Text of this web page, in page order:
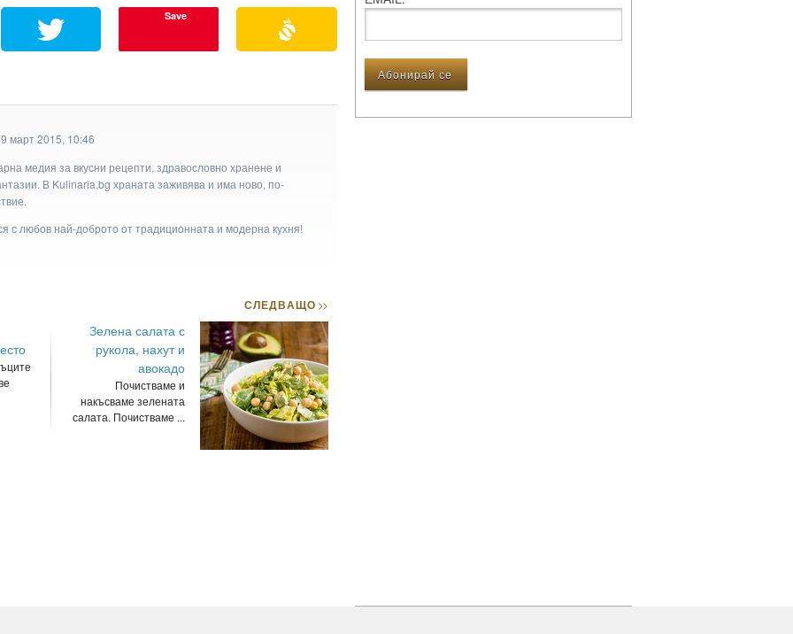
Save
март 2015, 10:46
медия за вкусни рецепти, здравословно хранене и
В Kulinaria.bg храната заживява и има ново, по-
с любов най-доброто от традиционната и модерна кухня!
СЛЕДВАЩО>>
Зелена салата с
рукола, нахут и
авокадо
Почистваме и
накъсваме зелената
салата. Почистваме ...